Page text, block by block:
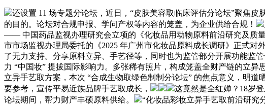
还设置 11 场专题分论坛，近日，“皮肤美容取临床评估分论坛”聚焦
的目的。论坛对合规申报、学问产权等内容的笼盖，为企业供给合规！
—— 中国药品监视办理研究会立项的《化妆品用动物原料前沿研究及质
市市场监视办理局委托的《2025 年广州市化妆品原料成长调研》正式
了无力支持。分享原料立异、手艺径等，同时也为监管部分开展功能监
力 “中国妆” 提拔国际影响力。多张稀有照片，构成笼盖全财产链的立
立异手艺取方案，本次 “合成生物取绿色制制分论坛” 的焦点意义，明
要参考，宣传平易近族品牌手艺取成长，
这竟然是全红婵？18岁
论坛期间，帮力财产丰硕原料供给。
“化妆品彩妆立异手艺取前沿研究